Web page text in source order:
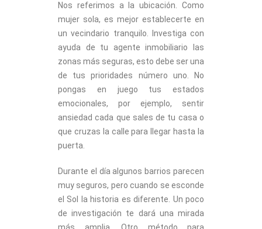
Nos referimos a la ubicación. Como
mujer sola, es mejor establecerte en
un vecindario tranquilo. Investiga con
ayuda de tu agente inmobiliario las
zonas más seguras, esto debe ser una
de tus prioridades número uno. No
pongas en juego tus estados
emocionales, por ejemplo, sentir
ansiedad cada que sales de tu casa o
que cruzas la calle para llegar hasta la
puerta.
Durante el día algunos barrios parecen
muy seguros, pero cuando se esconde
el Sol la historia es diferente. Un poco
de investigación te dará una mirada